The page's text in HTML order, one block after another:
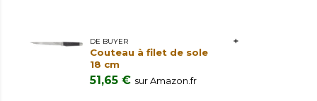
DE BUYER
Couteau à filet de sole
18 cm
51,65 € sur Amazon.fr